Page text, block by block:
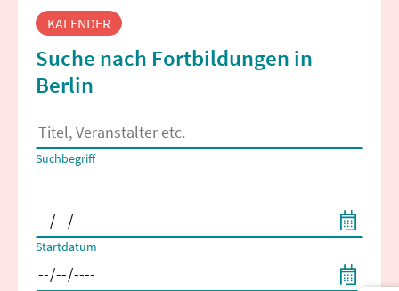
KALENDER
Suche nach Fortbildungen in
Berlin
Es erscheinen Suchvorschläge, wenn mindestens 2 Zeichen
Suchbegriff
Startdatum